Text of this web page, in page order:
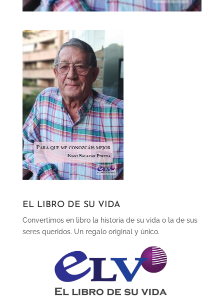
EL LIBRO DE SU VIDA
Convertimos en libro la historia de su vida o la de sus
seres queridos. Un regalo original y único.